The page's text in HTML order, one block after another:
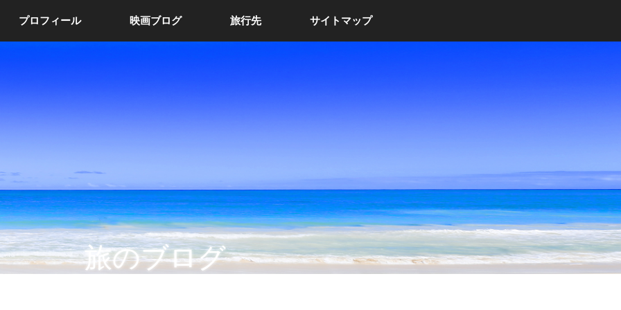
プロフィール 映画ブログ 旅行先 サイトマップ
旅のブログ